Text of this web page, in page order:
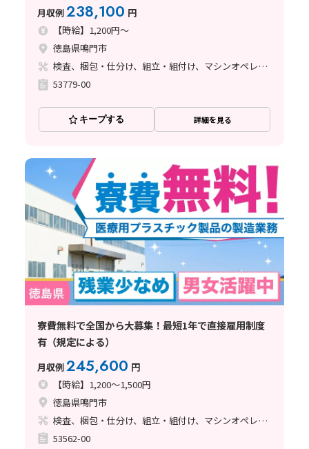
月収例238,100 円
【時給】1,200円～
徳島県鳴門市
検査、梱包・仕分け、組立・組付け、マシンオペレーター、立ち作業
53779-00
キープする 詳細を見る
寮費無料で全国から大募集！最短1年で直接雇用制度
有（規定による）
月収例245,600 円
【時給】1,200～1,500円
徳島県鳴門市
検査、梱包・仕分け、組立・組付け、マシンオペレーター、クリーンルーム、立ち作業
53562-00